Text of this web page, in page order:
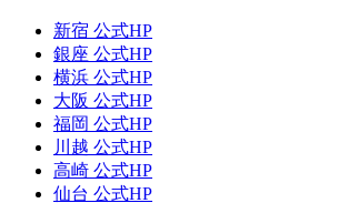
新宿 公式HP
銀座 公式HP
横浜 公式HP
大阪 公式HP
福岡 公式HP
川越 公式HP
高崎 公式HP
仙台 公式HP